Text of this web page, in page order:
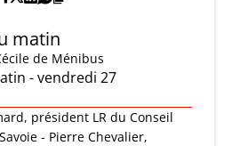
matin
de Ménibus
- vendredi 27
président LR du Conseil
- Pierre Chevalier,